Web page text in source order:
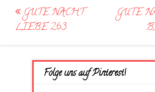
Post
navigation
GUTE NACHT
LIEBE 263
GUTE
Folge uns auf Pinterest!